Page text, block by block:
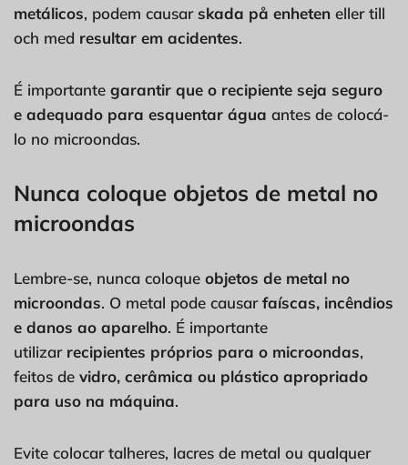
metálicos, podem causar skada på enheten eller till
och med resultar em acidentes.
É importante garantir que o recipiente seja seguro
e adequado para esquentar água antes de colocá-
lo no microondas.
Nunca coloque objetos de metal no
microondas
Lembre-se, nunca coloque objetos de metal no
microondas. O metal pode causarfaíscas, incêndios
e danos ao aparelho. É importante
utilizar recipientes próprios para o microondas,
feitos de vidro, cerâmica ou plástico apropriado
para uso na máquina.
Evite colocar talheres, lacres de metal ou qualquer